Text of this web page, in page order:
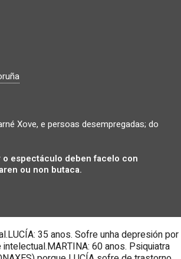
Xove, e persoas desempregadas; do
espectáculo deben facelo con
ou non butaca.
35 anos. Sofre unha depresión por
60 anos. Psiquiatra